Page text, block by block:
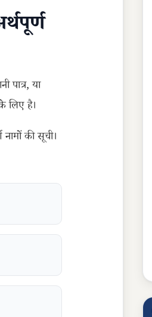
पात्र, या
है।
की सूची।